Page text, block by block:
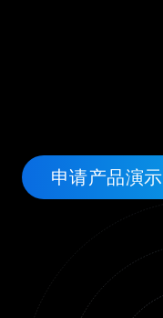
申请产品演示